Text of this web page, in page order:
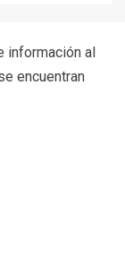
información al
encuentran